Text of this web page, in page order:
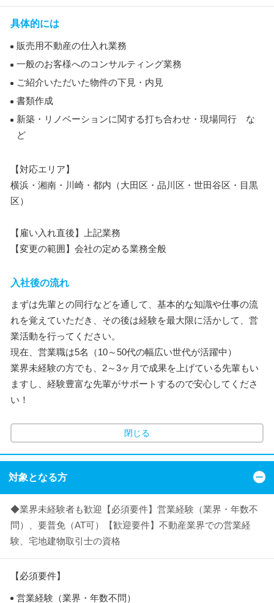
具体的には
販売用不動産の仕入れ業務
一般のお客様へのコンサルティング業務
ご紹介いただいた物件の下見・内見
書類作成
新築・リノベーションに関する打ち合わせ・現場同行 な
ど
【対応エリア】
横浜・湘南・川崎・都内（大田区・品川区・世田谷区・目黒
区）
【雇い入れ直後】上記業務
【変更の範囲】会社の定める業務全般
入社後の流れ
まずは先輩との同行などを通して、基本的な知識や仕事の流
れを覚えていただき、その後は経験を最大限に活かして、営
業活動を行ってください。
現在、営業職は5名（10～50代の幅広い世代が活躍中）
業界未経験の方でも、2～3ヶ月で成果を上げている先輩もい
ますし、経験豊富な先輩がサポートするので安心してくださ
い！
閉じる
対象となる方
◆業界未経験者も歓迎【必須要件】営業経験（業界・年数不
問）、要普免（AT可）【歓迎要件】不動産業界での営業経
験、宅地建物取引士の資格
【必須要件】
営業経験（業界・年数不問）